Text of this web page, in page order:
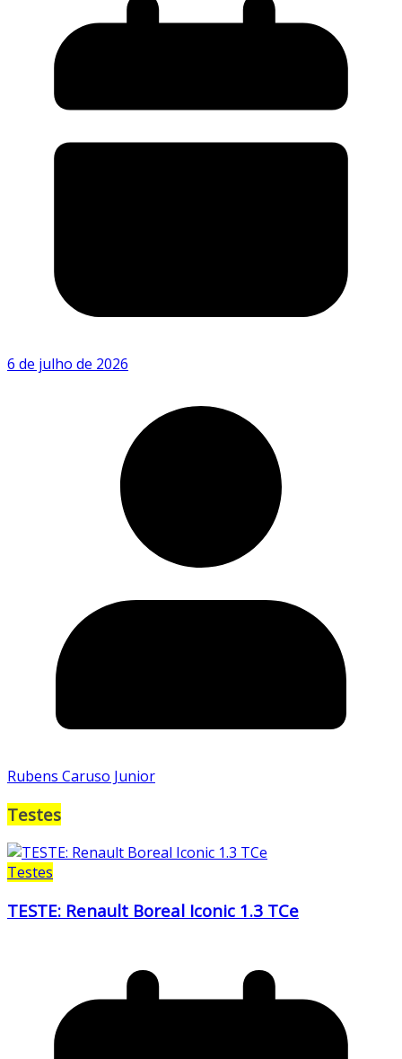
6 de julho de 2026
Rubens Caruso Junior
Testes
Testes
TESTE: Renault Boreal Iconic 1.3 TCe